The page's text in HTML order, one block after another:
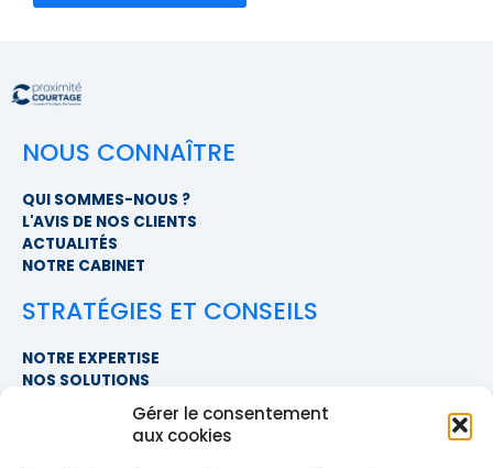
Gérer le consentement
aux cookies
NOUS CONNAÎTRE
QUI SOMMES-NOUS ?
L'AVIS DE NOS CLIENTS
ACTUALITÉS
NOTRE CABINET
STRATÉGIES ET CONSEILS
NOTRE EXPERTISE
NOS SOLUTIONS
NOUS CONTACTER